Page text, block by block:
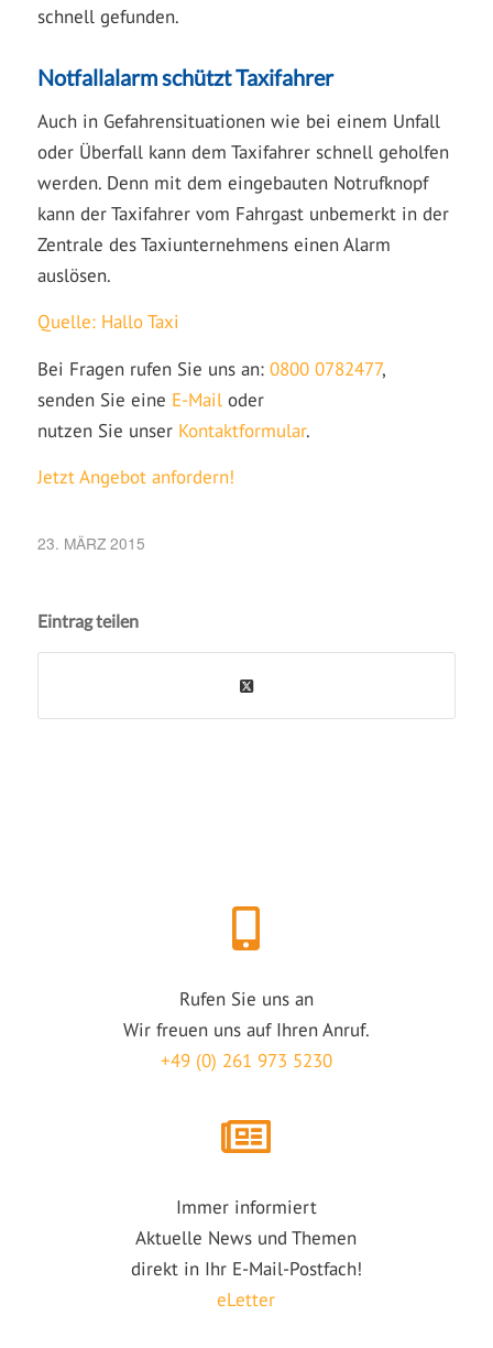
schnell gefunden.
Notfallalarm schützt Taxifahrer
Auch in Gefahrensituationen wie bei einem Unfall
oder Überfall kann dem Taxifahrer schnell geholfen
werden. Denn mit dem eingebauten Notrufknopf
kann der Taxifahrer vom Fahrgast unbemerkt in der
Zentrale des Taxiunternehmens einen Alarm
auslösen.
Quelle: Hallo Taxi
Bei Fragen rufen Sie uns an: 0800 0782477,
senden Sie eine E-Mailoder
nutzen Sie unser Kontaktformular.
Jetzt Angebot anfordern!
23. MÄRZ 2015
Eintrag teilen
Rufen Sie uns an
Wir freuen uns auf Ihren Anruf.
+49 (0) 261 973 5230
Immer informiert
Aktuelle News und Themen
direkt in Ihr E-Mail-Postfach!
eLetter